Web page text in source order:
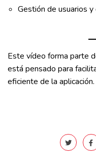
Gestión de usuarios y
Este vídeo forma parte
está pensado para
eficiente de la aplicación.